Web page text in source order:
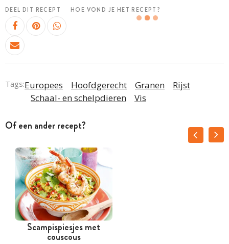
DEEL DIT RECEPT HOE VOND JE HET RECEPT?
Tags:Europees Hoofdgerecht Granen
Rijst
Schaal- en schelpdieren
Vis
Of een ander recept?
Scampispiesjes met
couscous